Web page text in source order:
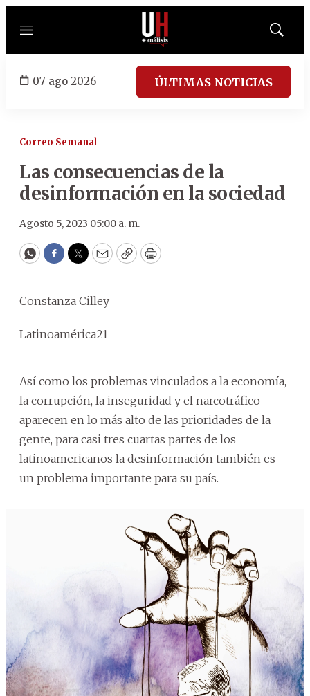
Menú
Mostrar
07 ago 2026 ÚLTIMAS NOTICIAS
Correo Semanal
Las consecuencias de la
desinformación en la sociedad
Agosto 5, 2023 05:00 a. m.
WhatsApp
Facebook
Twitter
EmailCopyPrint
Constanza Cilley
Latinoamérica21
Así como los problemas vinculados a la economía,
la corrupción, la inseguridad y el narcotráfico
aparecen en lo más alto de las prioridades de la
gente, para casi tres cuartas partes de los
latinoamericanos la desinformación también es
un problema importante para su país.